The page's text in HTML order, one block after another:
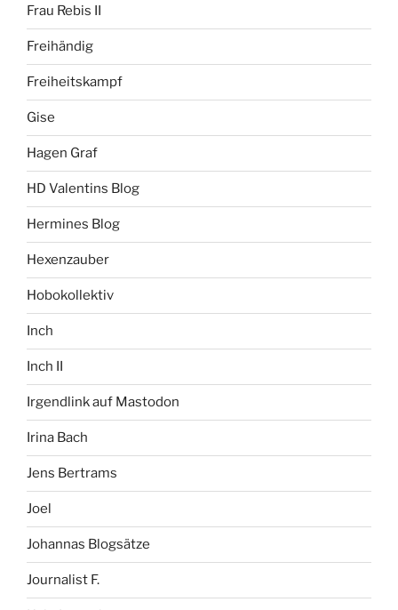
Frau Rebis II
Freihändig
Freiheitskampf
Gise
Hagen Graf
HD Valentins Blog
Hermines Blog
Hexenzauber
Hobokollektiv
Inch
Inch II
Irgendlink auf Mastodon
Irina Bach
Jens Bertrams
Joel
Johannas Blogsätze
Journalist F.